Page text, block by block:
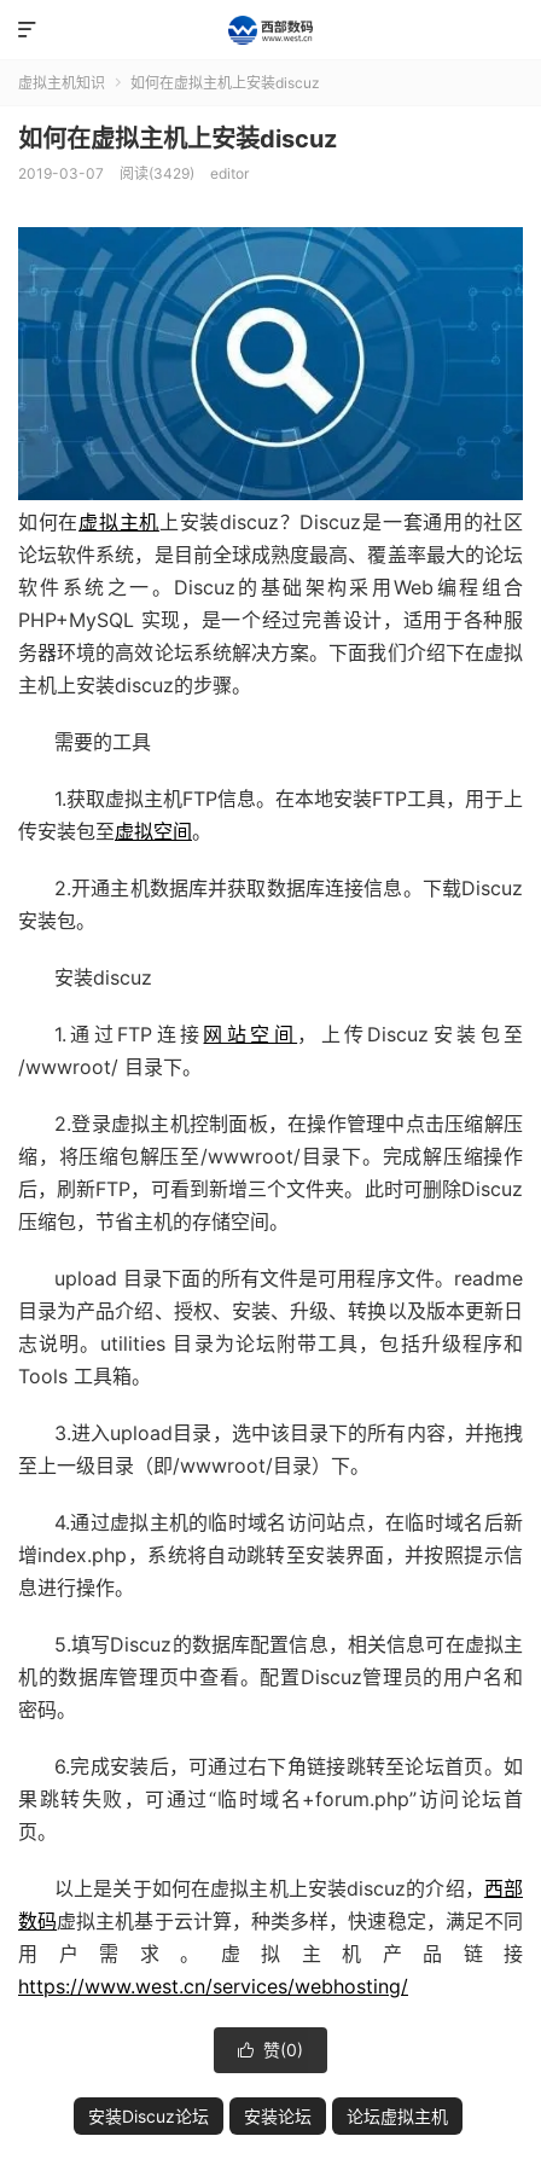

虚拟主机知识  如何在虚拟主机上安装discuz
如何在虚拟主机上安装discuz
2019-03-07 阅读(3429) editor
如何在虚拟主机上安装discuz？Discuz是一套通用的社区
论坛软件系统，是目前全球成熟度最高、覆盖率最大的论坛
软件系统之一。Discuz的基础架构采用Web编程组合
PHP+MySQL 实现，是一个经过完善设计，适用于各种服
务器环境的高效论坛系统解决方案。下面我们介绍下在虚拟
主机上安装discuz的步骤。
需要的工具
1.获取虚拟主机FTP信息。在本地安装FTP工具，用于上
传安装包至虚拟空间。
2.开通主机数据库并获取数据库连接信息。下载Discuz
安装包。
安装discuz
1.通过FTP连接 网站空间 ，上传Discuz安装包至
/wwwroot/ 目录下。
2.登录虚拟主机控制面板，在操作管理中点击压缩解压
缩，将压缩包解压至/wwwroot/目录下。完成解压缩操作
后，刷新FTP，可看到新增三个文件夹。此时可删除Discuz
压缩包，节省主机的存储空间。
upload 目录下面的所有文件是可用程序文件。readme
目录为产品介绍、授权、安装、升级、转换以及版本更新日
志说明。utilities 目录为论坛附带工具，包括升级程序和
Tools 工具箱。
3.进入upload目录，选中该目录下的所有内容，并拖拽
至上一级目录（即/wwwroot/目录）下。
4.通过虚拟主机的临时域名访问站点，在临时域名后新
增index.php，系统将自动跳转至安装界面，并按照提示信
息进行操作。
5.填写Discuz的数据库配置信息，相关信息可在虚拟主
机的数据库管理页中查看。配置Discuz管理员的用户名和
密码。
6.完成安装后，可通过右下角链接跳转至论坛首页。如
果跳转失败，可通过“临时域名+forum.php”访问论坛首
页。
以上是关于如何在虚拟主机上安装discuz的介绍， 西部
数码虚拟主机基于云计算，种类多样，快速稳定，满足不同
用户需求。虚拟主机产品链接
https://www.west.cn/services/webhosting/
 赞(0)
安装Discuz论坛 安装论坛 论坛虚拟主机